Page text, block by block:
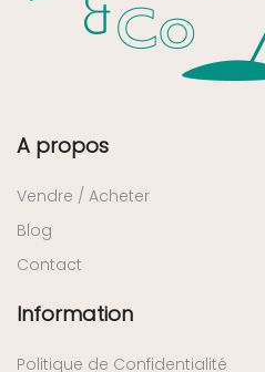
A propos
Vendre / Acheter
Blog
Contact
Information
Politique de Confidentialité